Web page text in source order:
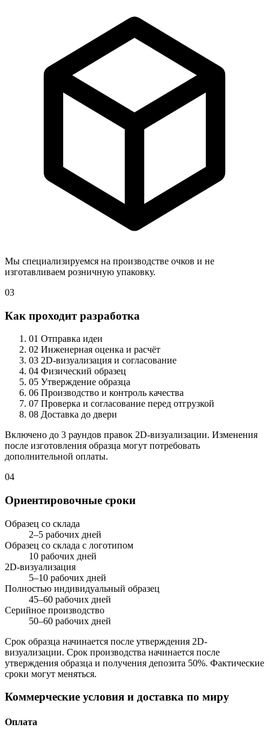
Мы специализируемся на производстве очков и не
изготавливаем розничную упаковку.
03
Как проходит разработка
01 Отправка идеи
02 Инженерная оценка и расчёт
03 2D-визуализация и согласование
04 Физический образец
05 Утверждение образца
06 Производство и контроль качества
07 Проверка и согласование перед отгрузкой
08 Доставка до двери
Включено до 3 раундов правок 2D-визуализации. Изменения
после изготовления образца могут потребовать
дополнительной оплаты.
04
Ориентировочные сроки
Образец со склада
2–5 рабочих дней
Образец со склада с логотипом
10 рабочих дней
2D-визуализация
5–10 рабочих дней
Полностью индивидуальный образец
45–60 рабочих дней
Серийное производство
50–60 рабочих дней
Срок образца начинается после утверждения 2D-
визуализации. Срок производства начинается после
утверждения образца и получения депозита 50%. Фактические
сроки могут меняться.
Коммерческие условия и доставка по миру
Оплата